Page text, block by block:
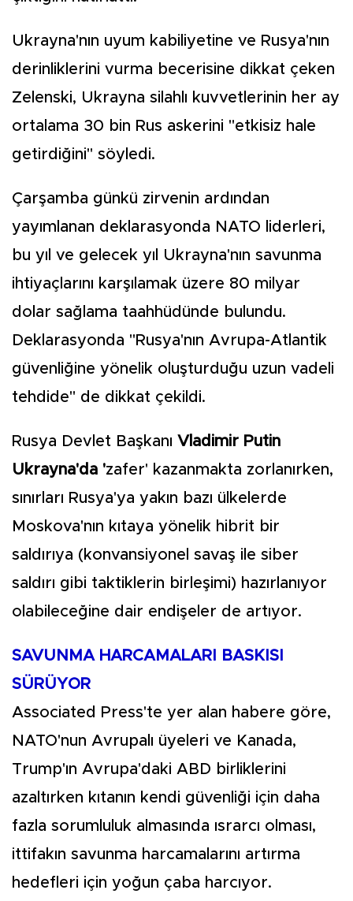
Ukrayna'nın uyum kabiliyetine ve Rusya'nın
derinliklerini vurma becerisine dikkat çeken
Zelenski, Ukrayna silahlı kuvvetlerinin her ay
ortalama 30 bin Rus askerini "etkisiz hale
getirdiğini" söyledi.
Çarşamba günkü zirvenin ardından
yayımlanan deklarasyonda NATO liderleri,
bu yıl ve gelecek yıl Ukrayna'nın savunma
ihtiyaçlarını karşılamak üzere 80 milyar
dolar sağlama taahhüdünde bulundu.
Deklarasyonda "Rusya'nın Avrupa-Atlantik
güvenliğine yönelik oluşturduğu uzun vadeli
tehdide" de dikkat çekildi.
Rusya Devlet Başkanı Vladimir Putin
Ukrayna'da 'zafer' kazanmakta zorlanırken,
sınırları Rusya'ya yakın bazı ülkelerde
Moskova'nın kıtaya yönelik hibrit bir
saldırıya (konvansiyonel savaş ile siber
saldırı gibi taktiklerin birleşimi) hazırlanıyor
olabileceğine dair endişeler de artıyor.
SAVUNMA HARCAMALARI BASKISI
SÜRÜYOR
Associated Press'te yer alan habere göre,
NATO'nun Avrupalı üyeleri ve Kanada,
Trump'ın Avrupa'daki ABD birliklerini
azaltırken kıtanın kendi güvenliği için daha
fazla sorumluluk almasında ısrarcı olması,
ittifakın savunma harcamalarını artırma
hedefleri için yoğun çaba harcıyor.